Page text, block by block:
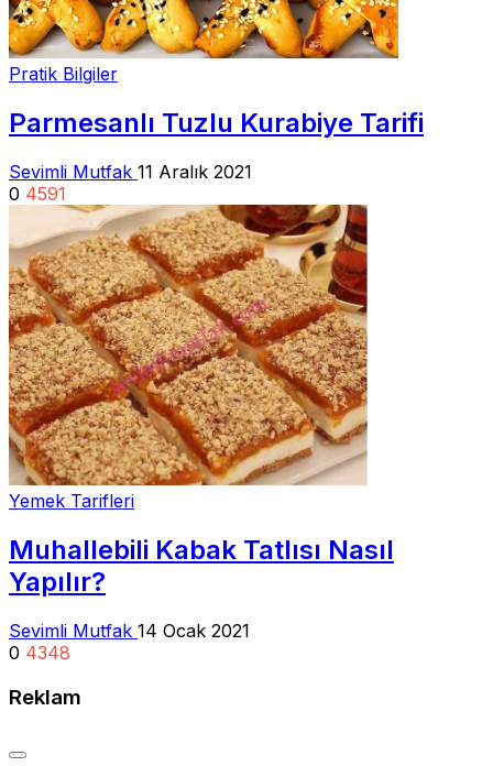
Pratik Bilgiler
Parmesanlı Tuzlu Kurabiye Tarifi
Sevimli Mutfak 11 Aralık 2021
0 4591
Yemek Tarifleri
Muhallebili Kabak Tatlısı Nasıl
Yapılır?
Sevimli Mutfak 14 Ocak 2021
0 4348
Reklam